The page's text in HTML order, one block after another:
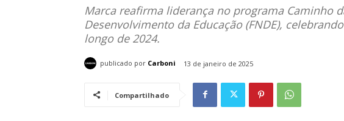
Marca reafirma liderança no programa Caminho
Desenvolvimento da Educação (FNDE),
longo de 2024.
publicado por Carboni 13 de janeiro de 2025
Compartilhado